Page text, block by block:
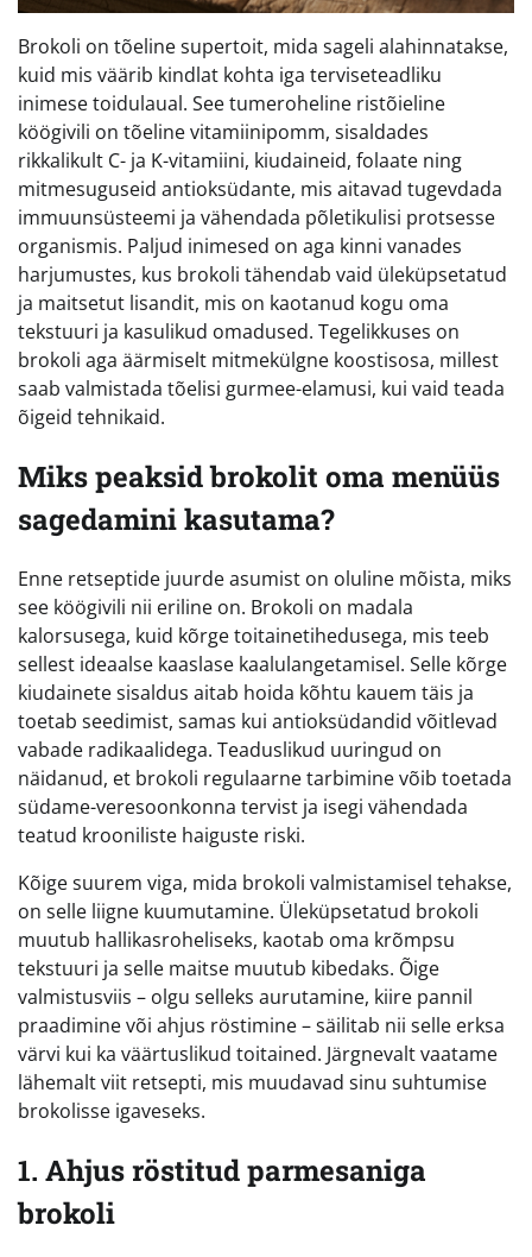
Brokoli on tõeline supertoit, mida sageli alahinnatakse,
kuid mis väärib kindlat kohta iga terviseteadliku
inimese toidulaual. See tumeroheline ristõieline
köögivili on tõeline vitamiinipomm, sisaldades
rikkalikult C- ja K-vitamiini, kiudaineid, folaate ning
mitmesuguseid antioksüdante, mis aitavad tugevdada
immuunsüsteemi ja vähendada põletikulisi protsesse
organismis. Paljud inimesed on aga kinni vanades
harjumustes, kus brokoli tähendab vaid üleküpsetatud
ja maitsetut lisandit, mis on kaotanud kogu oma
tekstuuri ja kasulikud omadused. Tegelikkuses on
brokoli aga äärmiselt mitmekülgne koostisosa, millest
saab valmistada tõelisi gurmee-elamusi, kui vaid teada
õigeid tehnikaid.
Miks peaksid brokolit oma menüüs
sagedamini kasutama?
Enne retseptide juurde asumist on oluline mõista, miks
see köögivili nii eriline on. Brokoli on madala
kalorsusega, kuid kõrge toitainetihedusega, mis teeb
sellest ideaalse kaaslase kaalulangetamisel. Selle kõrge
kiudainete sisaldus aitab hoida kõhtu kauem täis ja
toetab seedimist, samas kui antioksüdandid võitlevad
vabade radikaalidega. Teaduslikud uuringud on
näidanud, et brokoli regulaarne tarbimine võib toetada
südame-veresoonkonna tervist ja isegi vähendada
teatud krooniliste haiguste riski.
Kõige suurem viga, mida brokoli valmistamisel tehakse,
on selle liigne kuumutamine. Üleküpsetatud brokoli
muutub hallikasroheliseks, kaotab oma krõmpsu
tekstuuri ja selle maitse muutub kibedaks. Õige
valmistusviis – olgu selleks aurutamine, kiire pannil
praadimine või ahjus röstimine – säilitab nii selle erksa
värvi kui ka väärtuslikud toitained. Järgnevalt vaatame
lähemalt viit retsepti, mis muudavad sinu suhtumise
brokolisse igaveseks.
1. Ahjus röstitud parmesaniga
brokoli